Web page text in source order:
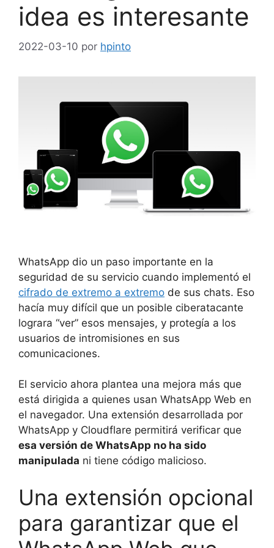
idea es interesante
2022-03-10 por hpinto
WhatsApp dio un paso importante en la
seguridad de su servicio cuando implementó el
cifrado de extremo a extremo de sus chats. Eso
hacía muy difícil que un posible ciberatacante
lograra “ver” esos mensajes, y protegía a los
usuarios de intromisiones en sus
comunicaciones.
El servicio ahora plantea una mejora más que
está dirigida a quienes usan WhatsApp Web en
el navegador. Una extensión desarrollada por
WhatsApp y Cloudflare permitirá verificar que
esa versión de WhatsApp no ha sido
manipulada ni tiene código malicioso.
Una extensión opcional
para garantizar que el